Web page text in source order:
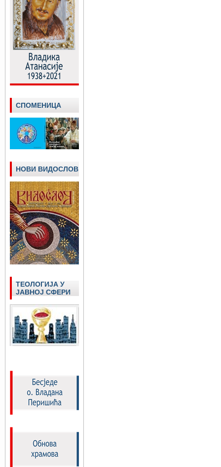
СПОМЕНИЦА
НОВИ ВИДОСЛОВ
ТЕОЛОГИЈА У
ЈАВНОЈ СФЕРИ